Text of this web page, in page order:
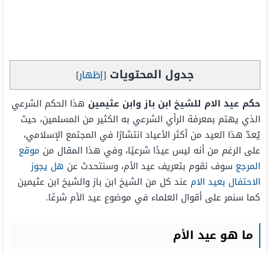
جدول المحتويات [إظهار]
حكم عيد الام للشيخ ابن باز وابن عثيمين هذا الحكم الشرعي
الذي يهتم بمعرفة الرأي الشرعي به الكثير من المسلمين، حيث
يُعدّ هذا العيد من أكثر الأعياد انتشارًا في المجتمع الإسلامي،
على الرغم من أنه ليس عيدًا شرعيًا، وفي هذا المقال من موقع
المرجع سوف نقوم بتعريف عيد الأم، وسنتحدث عن هل يجوز
الاحتفال بعيد الام عند كل من الشيخ ابن باز والشيخ ابن عثيمين
كما سنمر على أقوال العلماء في موضوع عيد الأم شرعًا.
ما هو عيد الأم